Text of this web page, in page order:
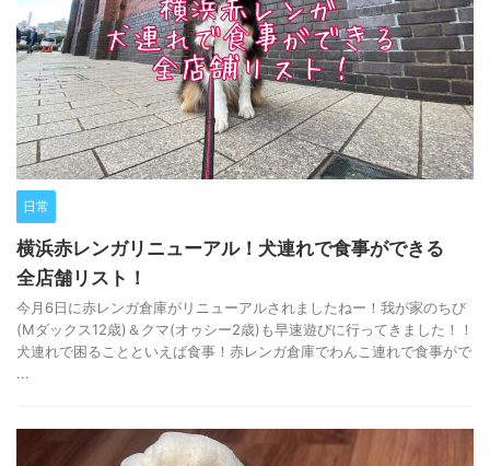
日常
横浜赤レンガリニューアル！犬連れで食事ができる
全店舗リスト！
今月6日に赤レンガ倉庫がリニューアルされましたねー！我が家のちび
(Mダックス12歳)＆クマ(オゥシー2歳)も早速遊びに行ってきました！！
犬連れで困ることといえば食事！赤レンガ倉庫でわんこ連れで食事がで
...